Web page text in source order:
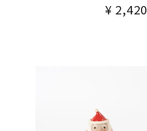
¥ 2,420